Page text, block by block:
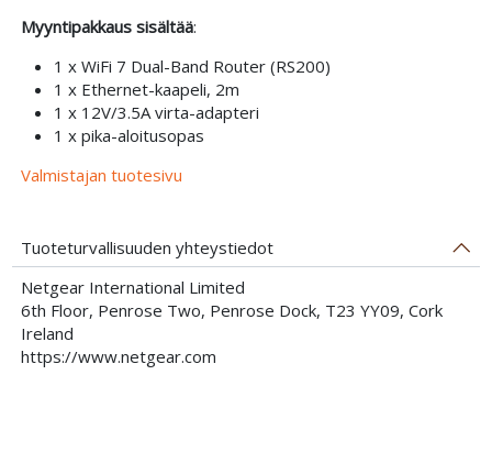
Myyntipakkaus sisältää:
1 x WiFi 7 Dual-Band Router (RS200)
1 x Ethernet-kaapeli, 2m
1 x 12V/3.5A virta-adapteri
1 x pika-aloitusopas
Valmistajan tuotesivu
Tuoteturvallisuuden yhteystiedot
Netgear International Limited
6th Floor, Penrose Two, Penrose Dock, T23 YY09, Cork
Ireland
https://www.netgear.com